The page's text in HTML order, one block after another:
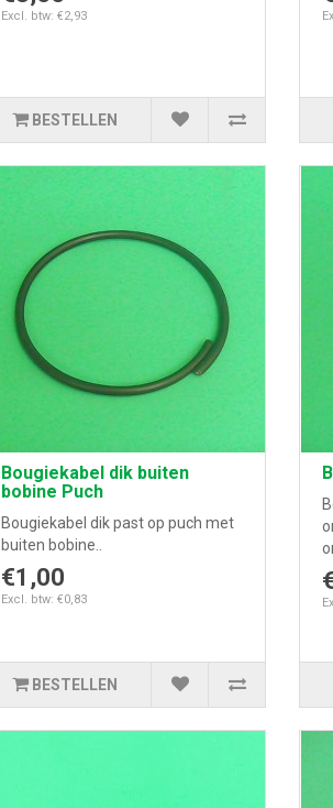
Excl. btw: €2,93
BESTELLEN
Bougiekabel dik buiten
bobine Puch
Bougiekabel dik past op puch met
buiten bobine..
€1,00
Excl. btw: €0,83
BESTELLEN